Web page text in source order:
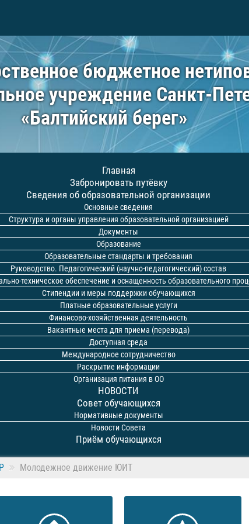
бюджетное
учреждение Санкт-
«Балтийский берег»
Главная
Забронировать путёвку
Сведения об образовательной организации
Основные сведения
Структура и органы управления образовательной организацией
Документы
Образование
Образовательные стандарты и требования
Руководство. Педагогический (научно-педагогический) состав
техническое обеспечение и оснащенность образовательного
Стипендии и меры поддержки обучающихся
Платные образовательные услуги
Финансово-хозяйственная деятельность
Вакантные места для приема (перевода)
Доступная среда
Международное сотрудничество
Раскрытие информации
Организация питания в ОО
НОВОСТИ
Совет обучающихся
Нормативные документы
Новости Совета
Приём обучающихся
Молодежное движение ЮИТ